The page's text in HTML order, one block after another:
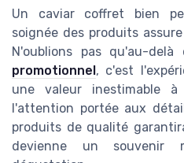
Un caviar coffret bien
soignée des produits
N'oublions pas qu'au-
promotionnel, c'est
une valeur inestimable
l'attention portée aux
produits de qualité
devienne un souvenir